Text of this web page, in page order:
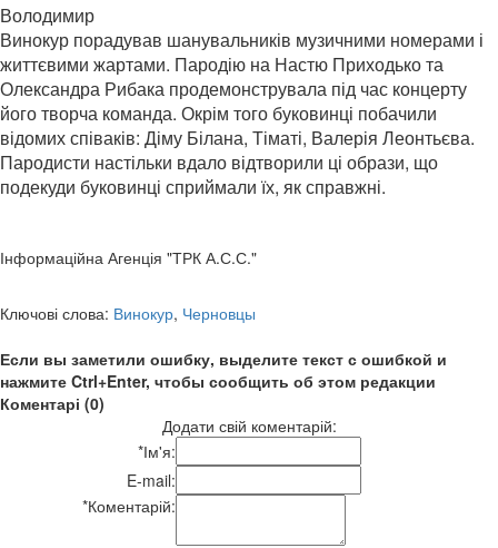
Володимир
Винокур порадував шанувальників музичними номерами і
життєвими жартами. Пародію на Настю Приходько та
Олександра Рибака продемонструвала під час концерту
його творча команда. Окрім того буковинці побачили
відомих співаків: Діму Білана, Тіматі, Валерія Леонтьєва.
Пародисти настільки вдало відтворили ці образи, що
подекуди буковинці сприймали їх, як справжні.
Інформаційна Агенція "ТРК А.С.С."
Ключові слова: Винокур, Черновцы
Если вы заметили ошибку, выделите текст с ошибкой и
нажмите Ctrl+Enter, чтобы сообщить об этом редакции
Коментарі (0)
Додати свій коментарій:
*Ім'я:
E-mail:
*Коментарій: